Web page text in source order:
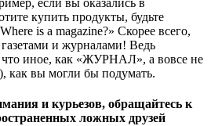
если вы оказались в
купить продукты, будьте
is a magazine?» Скорее всего,
и журналами! Ведь
иное, как «ЖУРНАЛ», а вовсе не
как вы могли бы подумать.
и курьезов, обращайтесь к
ложных друзей